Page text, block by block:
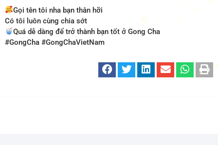
Gọi tên tôi nha bạn thân hỡi
Có tôi luôn cùng chia sớt
Quá dễ dàng để trở thành bạn tốt ở Gong Cha
#GongCha #GongChaVietNam